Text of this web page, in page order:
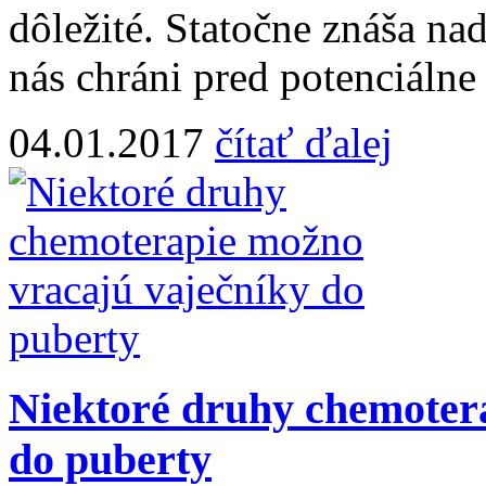
dôležité. Statočne znáša
nás chráni pred
04.01.2017 čítať ďalej
Niektoré druhy
do puberty